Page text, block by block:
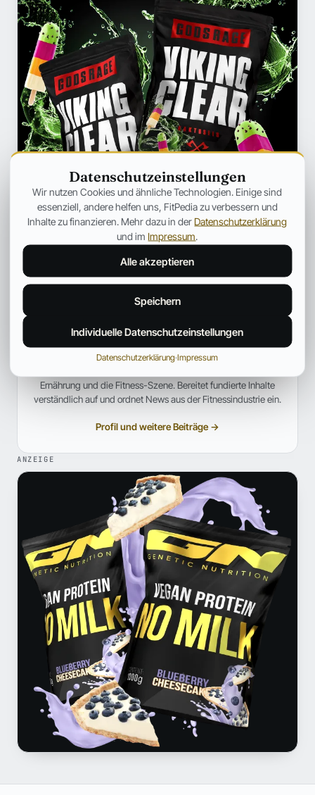
Fitpedia Redaktionsteam
REDAKTION UND QUALITÄTSPRÜFUNG
Ernährung und die Fitness-Szene. Bereitet fundierte Inhalte
verständlich auf und ordnet News aus der Fitnessindustrie ein.
Profil und weitere Beiträge →
ANZEIGE
Datenschutzeinstellungen
Wir nutzen Cookies und ähnliche Technologien. Einige sind
essenziell, andere helfen uns, FitPedia zu verbessern und
Inhalte zu finanzieren. Mehr dazu in der Datenschutzerklärung
und im Impressum.
Alle akzeptieren
Speichern
Individuelle Datenschutzeinstellungen
Datenschutzerklärung·Impressum